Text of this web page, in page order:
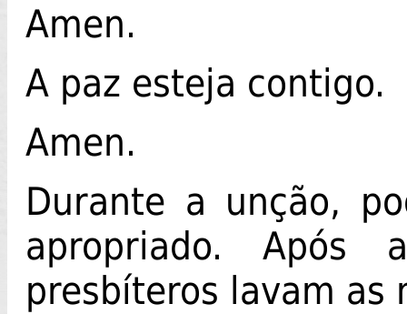
Amen.
A paz esteja contigo.
Amen.
Durante a unção,
apropriado.
presbíteros lavam as